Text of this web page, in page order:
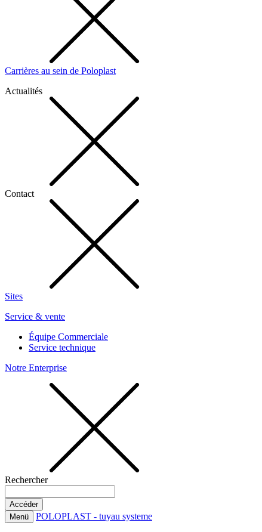
Carrières au sein de Poloplast
Actualités
Contact
Sites
Service & vente
Équipe Commerciale
Service technique
Notre Enterprise
Rechercher
Menü POLOPLAST - tuyau systeme